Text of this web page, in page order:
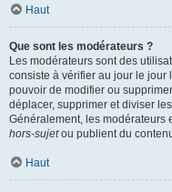
Haut
Que sont les modérateurs ?
Les modérateurs sont des
consiste à vérifier au jour le jour
pouvoir de modifier ou
déplacer, supprimer et diviser
Généralement, les modérateurs
hors-sujetou publient du
Haut